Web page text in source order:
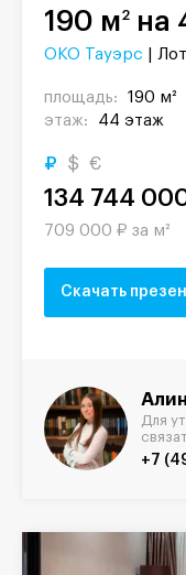
190 м2 на
ОКО Тауэрс |
площадь:
190 м²
этаж:
44 этаж
₽ $ €
134 744
709 000 ₽ за м²
Скачать
Для
+7